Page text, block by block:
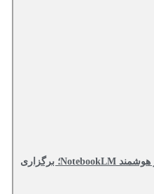
تحولی در آموزش و پژوهش با ابزار هوشمند NotebookLM؛ برگزاری